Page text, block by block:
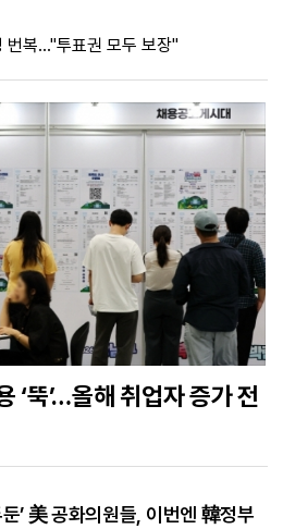
번복…"투표권 모두 보장"
‘뚝’…올해 취업자 증가 전
둔’ 美 공화의원들, 이번엔 韓정부